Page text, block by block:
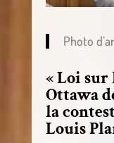
Photo
« Loi sur
Ottawa
la
Louis